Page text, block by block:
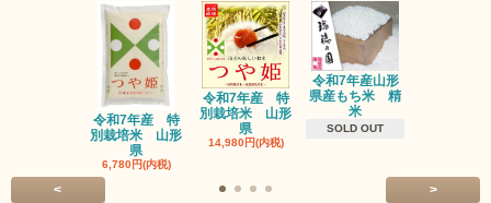
令和7年産 特
別栽培米 山形
県
6,780円(内税)
令和7年産 特
別栽培米 山形
県
14,980円(内税)
令和7年産山形
県産もち米 精
米
SOLD OUT
< >